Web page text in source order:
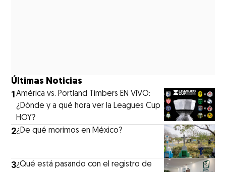
Últimas Noticias
1América vs. Portland Timbers EN VIVO:
¿Dónde y a qué hora ver la Leagues Cup
HOY?
2¿De qué morimos en México?
3¿Qué está pasando con el registro de